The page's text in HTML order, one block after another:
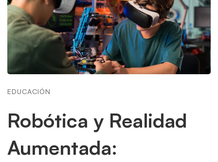
EDUCACIÓN
Robótica y Realidad
Aumentada: